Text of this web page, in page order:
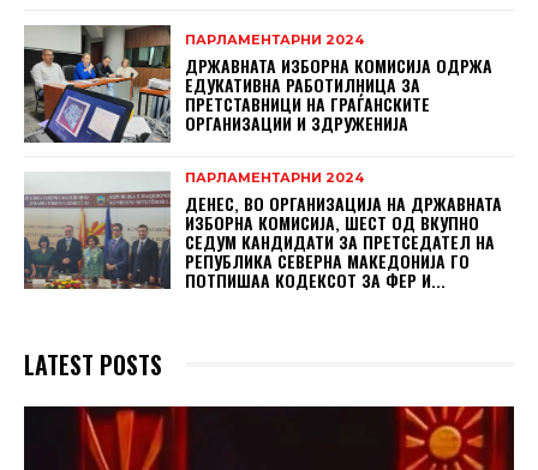
ПАРЛАМЕНТАРНИ 2024
ДРЖАВНАТА ИЗБОРНА КОМИСИЈА ОДРЖА
ЕДУКАТИВНА РАБОТИЛНИЦА ЗА
ПРЕТСТАВНИЦИ НА ГРАЃАНСКИТЕ
ОРГАНИЗАЦИИ И ЗДРУЖЕНИЈА
ПАРЛАМЕНТАРНИ 2024
ДЕНЕС, ВО ОРГАНИЗАЦИЈА НА ДРЖАВНАТА
ИЗБОРНА КОМИСИЈА, ШЕСТ ОД ВКУПНО
СЕДУМ КАНДИДАТИ ЗА ПРЕТСЕДАТЕЛ НА
РЕПУБЛИКА СЕВЕРНА МАКЕДОНИЈА ГО
ПОТПИШАА КОДЕКСОТ ЗА ФЕР И...
LATEST POSTS